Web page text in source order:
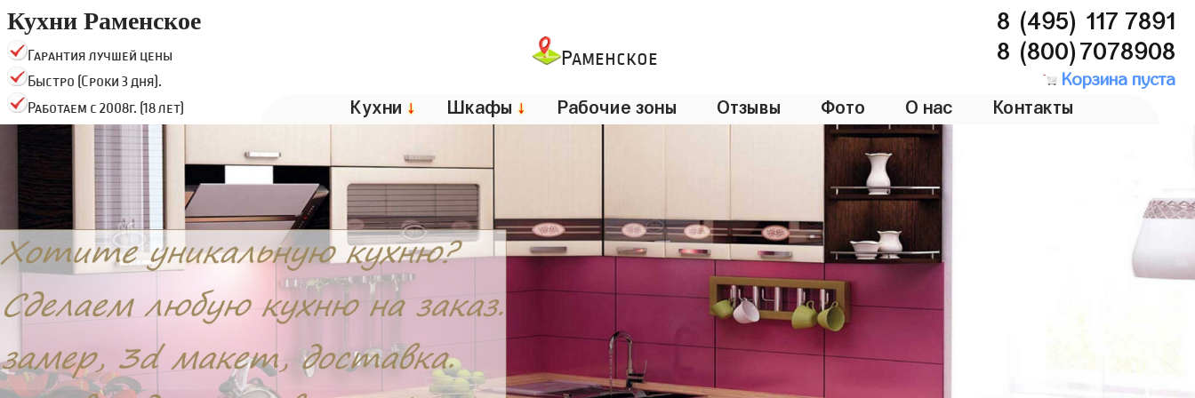
Кухни Раменское
Гарантия лучшей цены
Быстро (Сроки 3 дня).
Работаем с 2008г. (18 лет)
Раменское
8 (495) 117 7891
8 (800)7078908
Корзина пуста
Кухни ↓ Шкафы ↓ Рабочие зоны Отзывы Фото О нас Контакты